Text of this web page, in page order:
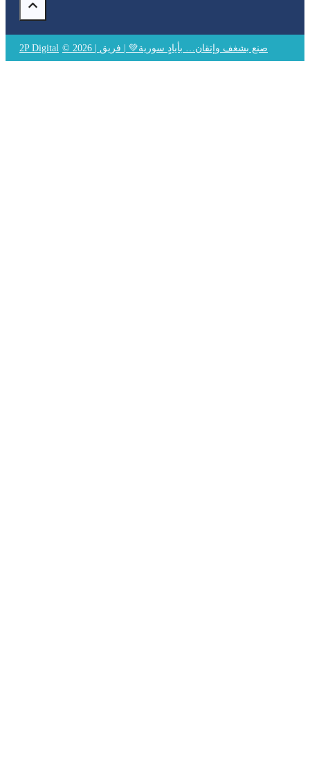
2P Digital © 2026 | صنع بشغف وإتقان… بأيادٍ سورية💚 | فريق